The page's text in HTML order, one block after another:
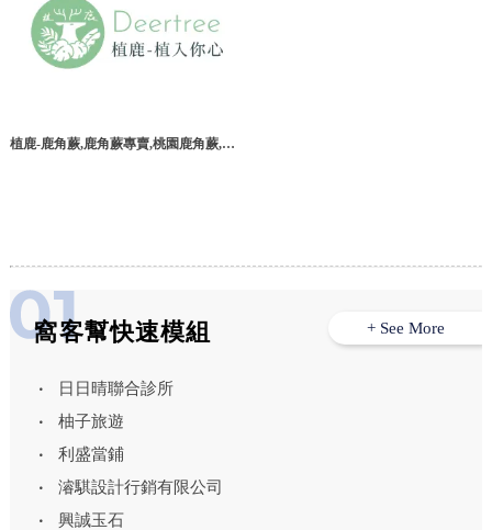
植鹿-鹿角蕨,鹿角蕨專賣,桃園鹿角蕨,桃
窩客幫快速模組
日日晴聯合診所
柚子旅遊
利盛當鋪
濬騏設計行銷有限公司
興誠玉石
+ See More